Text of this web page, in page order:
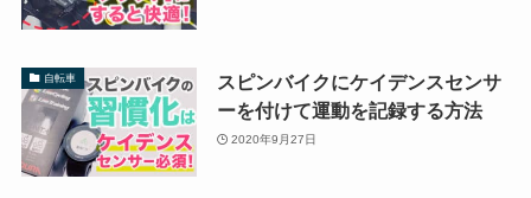
自転車
スピンバイクにケイデンスセンサ
ーを付けて運動を記録する方法
2020年9月27日